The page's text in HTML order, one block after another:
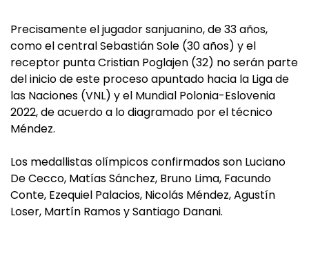
Precisamente el jugador sanjuanino, de 33 años,
como el central Sebastián Sole (30 años) y el
receptor punta Cristian Poglajen (32) no serán parte
del inicio de este proceso apuntado hacia la Liga de
las Naciones (VNL) y el Mundial Polonia-Eslovenia
2022, de acuerdo a lo diagramado por el técnico
Méndez.
Los medallistas olímpicos confirmados son Luciano
De Cecco, Matías Sánchez, Bruno Lima, Facundo
Conte, Ezequiel Palacios, Nicolás Méndez, Agustín
Loser, Martín Ramos y Santiago Danani.